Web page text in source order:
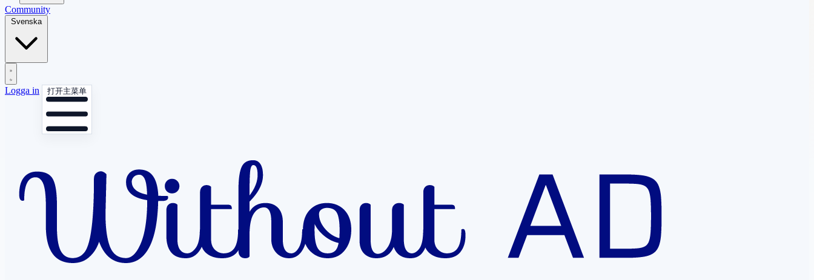
Community
Svenska
Logga in 打开主菜单